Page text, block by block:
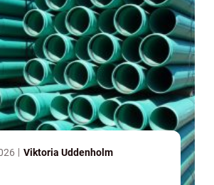
Viktoria Uddenholm